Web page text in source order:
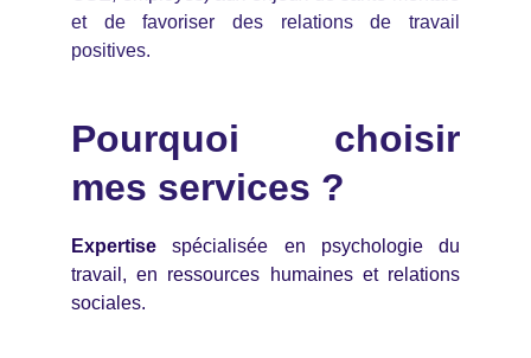
et de favoriser des relations de travail
positives.
Pourquoi choisir
mes services ?
Expertisespécialisée en psychologie du
travail, en ressources humaines et relations
sociales.